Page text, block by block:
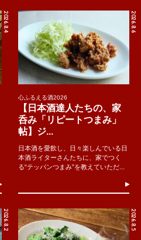
2026.8.4 2026.8.6
心ふるえる酒2026
【日本酒達人たちの、家
呑み「リピートつまみ」
帖】ジ...
日本酒を愛飲し、日々楽しんでいる日
本酒ライターさんたちに、家でつく
る“テッパンつまみ”を教えていただ...
2026.8.2 2026.8.5